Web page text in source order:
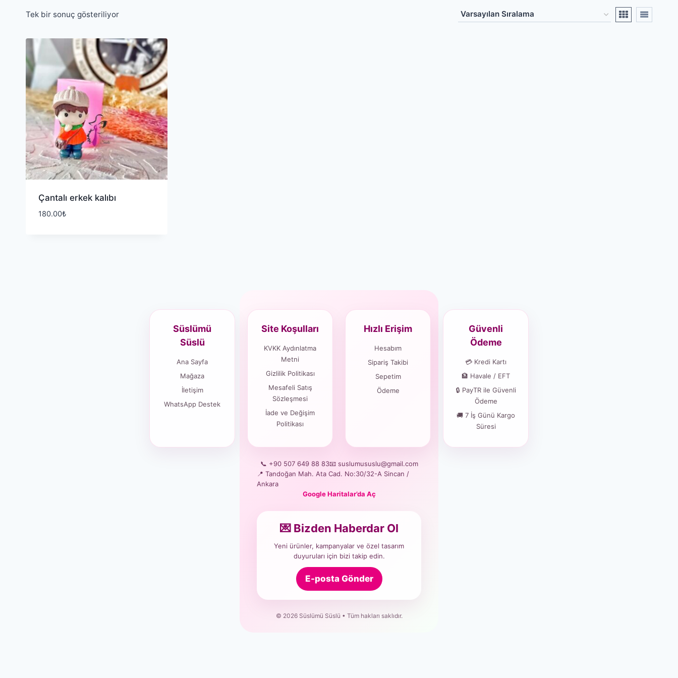
Tek bir sonuç gösteriliyor
Çantalı erkek kalıbı
180.00₺
Süslümü
Süslü
Ana Sayfa
Mağaza
İletişim
WhatsApp Destek
Site Koşulları
KVKK Aydınlatma
Metni
Gizlilik Politikası
Mesafeli Satış
Sözleşmesi
İade ve Değişim
Politikası
Hızlı Erişim
Hesabım
Sipariş Takibi
Sepetim
Ödeme
Güvenli
Ödeme
💳 Kredi Kartı
🏦 Havale / EFT
🔒 PayTR ile Güvenli
Ödeme
🚚 7 İş Günü Kargo
Süresi
📞 +90 507 649 88 83📧 suslumususlu@gmail.com
📍 Tandoğan Mah. Ata Cad. No:30/32-A Sincan /
Ankara
Google Haritalar’da Aç
💌 Bizden Haberdar Ol
Yeni ürünler, kampanyalar ve özel tasarım
duyuruları için bizi takip edin.
E-posta Gönder
© 2026 Süslümü Süslü • Tüm hakları saklıdır.